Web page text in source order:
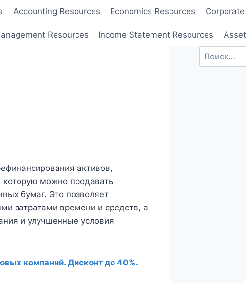
Accounting Resources Economics Resources
Resources Income Statement Resources
активов,
которую можно продавать
бумаг. Это позволяет
затратами времени и средств, а
и улучшенные условия
компаний. Дисконт до 40%.
Найти: